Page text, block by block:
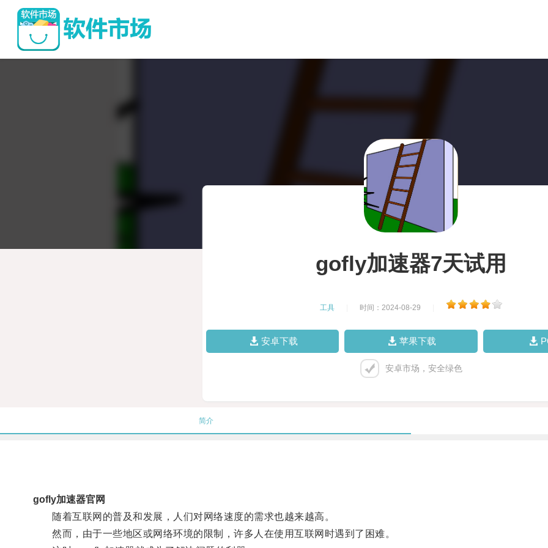
gofly加速器7天试用
工具 时间：2024-08-29
安卓下载 苹果下载
安卓市场，安全绿色
简介
gofly加速器官网
随着互联网的普及和发展，人们对网络速度的需求也越来越高。
然而，由于一些地区或网络环境的限制，许多人在使用互联网时遇到了困难。